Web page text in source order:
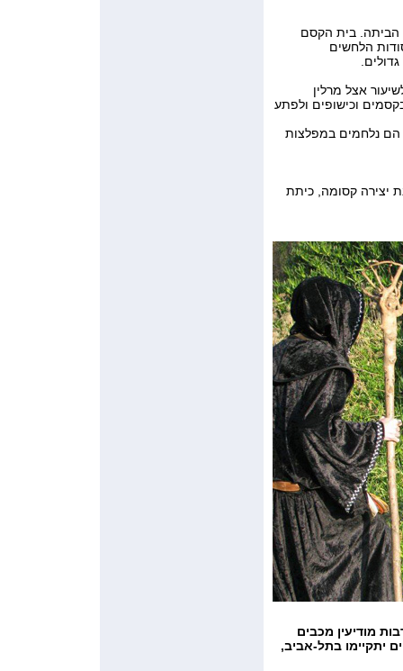
הביתה. בית הקסם
הלחשים
אצל מרלין
וכישופים ולפתע
הם נלחמים במפלצות
יצירה קסומה, כיתת
2014 בשעה 10:00, היכל התרבות מודיעין מכבים
יתקיימו בתל-אביב,